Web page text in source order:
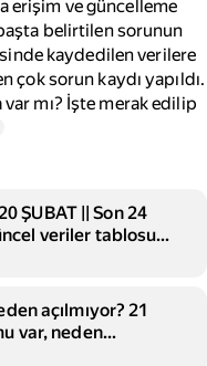
erişim ve güncelleme
belirtilen sorunun
kaydedilen verilere
çok sorun kaydı yapıldı.
mı? İşte merak edilip
ŞUBAT || Son 24
veriler tablosu
açılmıyor? 21
var, neden